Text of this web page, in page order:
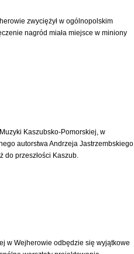
zwyciężył w ogólnopolskim
nagród miała miejsce w miniony
Kaszubsko-Pomorskiej, w
autorstwa Andrzeja Jastrzembskiego
do przeszłości Kaszub.
w Wejherowie odbędzie się wyjątkowe